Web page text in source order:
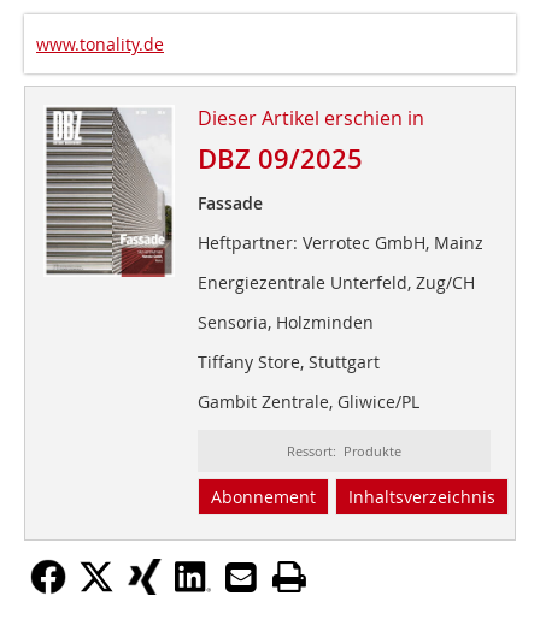
www.tonality.de
Dieser Artikel erschien in
DBZ 09/2025
Fassade
Heftpartner: Verrotec GmbH, Mainz
Energiezentrale Unterfeld, Zug/CH
Sensoria, Holzminden
Tiffany Store, Stuttgart
Gambit Zentrale, Gliwice/PL
Ressort: Produkte
Abonnement Inhaltsverzeichnis